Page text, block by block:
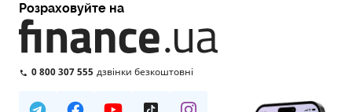
Розраховуйте на
0 800 307 555 дзвінки безкоштовні